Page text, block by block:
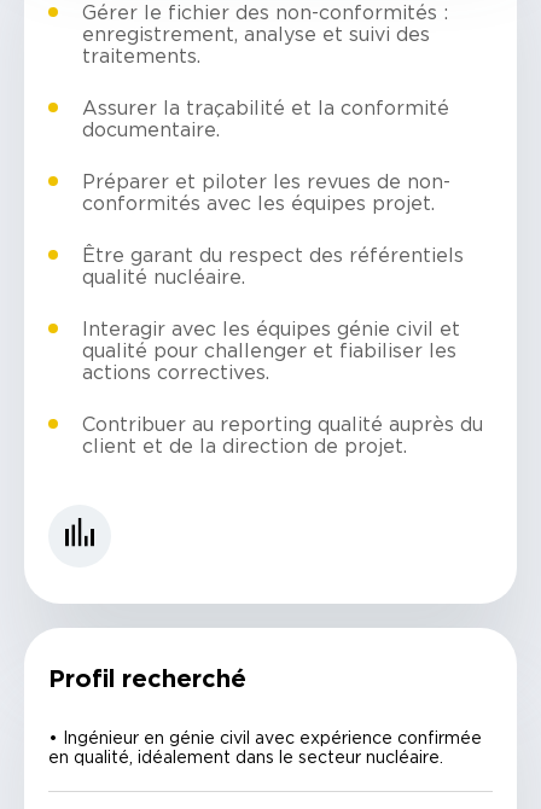
Gérer le fichier des non-conformités :
enregistrement, analyse et suivi des
traitements.
Assurer la traçabilité et la conformité
documentaire.
Préparer et piloter les revues de non-
conformités avec les équipes projet.
Être garant du respect des référentiels
qualité nucléaire.
Interagir avec les équipes génie civil et
qualité pour challenger et fiabiliser les
actions correctives.
Contribuer au reporting qualité auprès du
client et de la direction de projet.
Profil recherché
• Ingénieur en génie civil avec expérience confirmée
en qualité, idéalement dans le secteur nucléaire.